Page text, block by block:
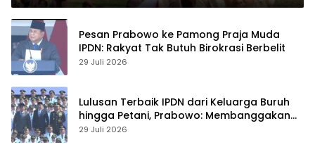
Pesan Prabowo ke Pamong Praja Muda
IPDN: Rakyat Tak Butuh Birokrasi Berbelit
29 Juli 2026
Lulusan Terbaik IPDN dari Keluarga Buruh
hingga Petani, Prabowo: Membanggakan
Hati Saya
29 Juli 2026